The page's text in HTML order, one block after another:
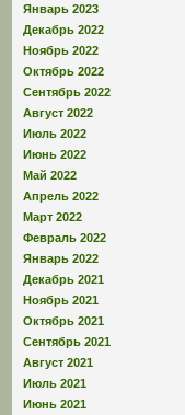
Январь 2023
Декабрь 2022
Ноябрь 2022
Октябрь 2022
Сентябрь 2022
Август 2022
Июль 2022
Июнь 2022
Май 2022
Апрель 2022
Март 2022
Февраль 2022
Январь 2022
Декабрь 2021
Ноябрь 2021
Октябрь 2021
Сентябрь 2021
Август 2021
Июль 2021
Июнь 2021